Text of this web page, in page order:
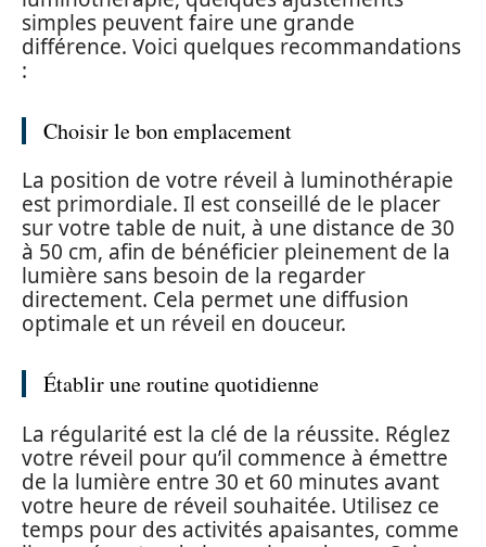
simples peuvent faire une grande
différence. Voici quelques recommandations
:
Choisir le bon emplacement
La position de votre réveil à luminothérapie
est primordiale. Il est conseillé de le placer
sur votre table de nuit, à une distance de 30
à 50 cm, afin de bénéficier pleinement de la
lumière sans besoin de la regarder
directement. Cela permet une diffusion
optimale et un réveil en douceur.
Établir une routine quotidienne
La régularité est la clé de la réussite. Réglez
votre réveil pour qu’il commence à émettre
de la lumière entre 30 et 60 minutes avant
votre heure de réveil souhaitée. Utilisez ce
temps pour des activités apaisantes, comme